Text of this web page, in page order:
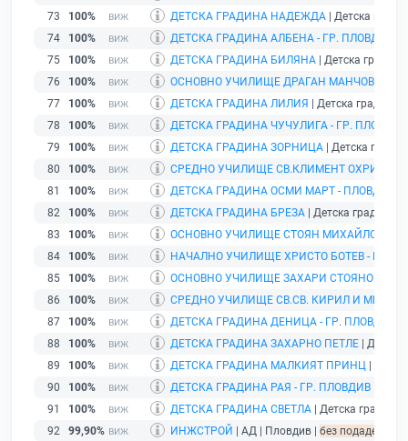
73
100% ДЕТСКА ГРАДИНА НАДЕЖДА | Детска
74
100% ДЕТСКА ГРАДИНА АЛБЕНА - ГР. ПЛОВДИВ
75
100% ДЕТСКА ГРАДИНА БИЛЯНА | Детска
76
100% ОСНОВНО УЧИЛИЩЕ ДРАГАН МАНЧОВ
77
100% ДЕТСКА ГРАДИНА ЛИЛИЯ
| Детска градина
78
100% ДЕТСКА ГРАДИНА ЧУЧУЛИГА - ГР. ПЛОВДИВ
79
100% ДЕТСКА ГРАДИНА ЗОРНИЦА | Детска
80
100%
СРЕДНО УЧИЛИЩЕ СВ.КЛИМЕНТ ОХРИДСКИ
81
100% ДЕТСКА ГРАДИНА ОСМИ МАРТ - ПЛОВДИВ
82
100% ДЕТСКА ГРАДИНА БРЕЗА | Детска градина
83
100%
ОСНОВНО УЧИЛИЩЕ СТОЯН МИХАЙЛОВСКИ
84
100%
НАЧАЛНО УЧИЛИЩЕ ХРИСТО БОТЕВ - ГР.
85
100%
ОСНОВНО УЧИЛИЩЕ ЗАХАРИ СТОЯНОВ - КВ.
86
100%
СРЕДНО УЧИЛИЩЕ СВ.СВ. КИРИЛ И
87
100% ДЕТСКА ГРАДИНА ДЕНИЦА - ГР. ПЛОВДИВ
88
100% ДЕТСКА ГРАДИНА ЗАХАРНО ПЕТЛЕ |
89
100% ДЕТСКА ГРАДИНА МАЛКИЯТ ПРИНЦ
90
100% ДЕТСКА ГРАДИНА РАЯ - ГР. ПЛОВДИВ
91
100% ДЕТСКА ГРАДИНА СВЕТЛА | Детска
92
99,90% ИНЖСТРОЙ | АД | Пловдив | без подаден